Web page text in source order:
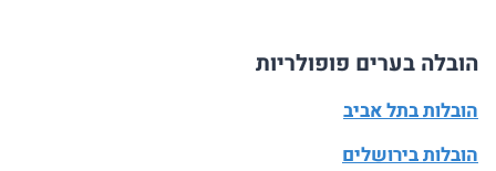
הובלה בערים פופולריות
הובלות בתל אביב
הובלות בירושלים